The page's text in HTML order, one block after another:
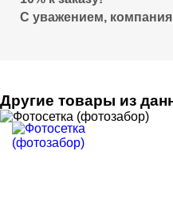
С уважением,
Другие товары из